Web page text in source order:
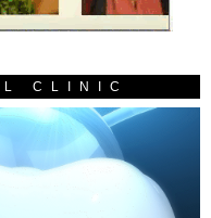
CLINIC